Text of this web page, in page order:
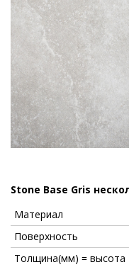
Stone Base Gris
Материал
Поверхность
Толщина(мм) = высота